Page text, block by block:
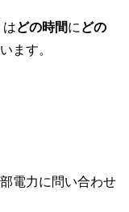
はどの時間に どの
ます。
電力に問い合わせ